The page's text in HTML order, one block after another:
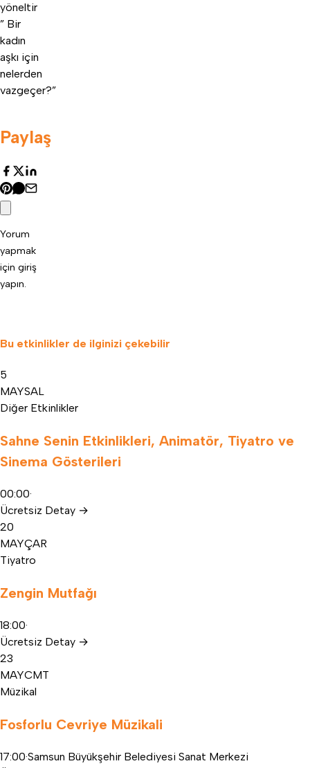
yöneltir
” Bir
kadın
aşkı için
nelerden
vazgeçer?”
Paylaş
Yorum
yapmak
için giriş
yapın.
Bu etkinlikler de ilginizi çekebilir
5
MAYSAL
Diğer Etkinlikler
Sahne Senin Etkinlikleri, Animatör, Tiyatro ve
Sinema Gösterileri
00:00·
Ücretsiz Detay →
20
MAYÇAR
Tiyatro
Zengin Mutfağı
18:00·
Ücretsiz Detay →
23
MAYCMT
Müzikal
Fosforlu Cevriye Müzikali
17:00·Samsun Büyükşehir Belediyesi Sanat Merkezi